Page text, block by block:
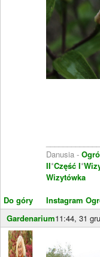
Do góry
Danusia -
II*Część I*
Wizytówka
Instagram
Gardenarium11:44, 31